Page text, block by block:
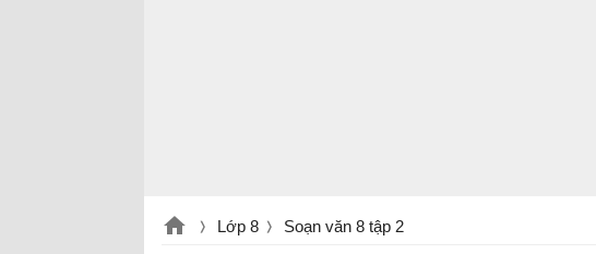
Lớp 8 Soạn văn 8 tập 2